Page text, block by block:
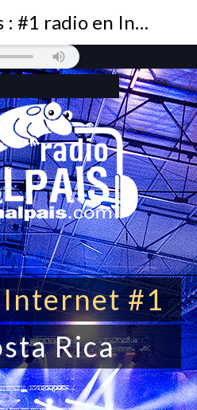
Internet #1
Rica
Radio Malpais : #1 radio en Internet de Costa Rica